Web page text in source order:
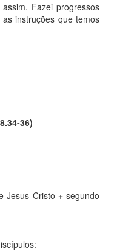
Fazei progressos
instruções que temos
36)
Jesus Cristo +segundo